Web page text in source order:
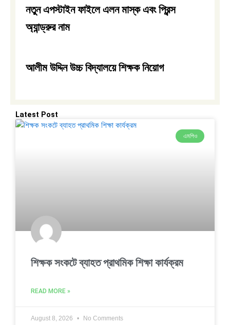
নতুন এপস্টাইন ফাইলে এলন মাস্ক এবং প্রিন্স
অ্যান্ড্রুর নাম
আলীম উদ্দিন উচ্চ বিদ্যালয়ে শিক্ষক নিয়োগ
Latest Post
এমপিও
শিক্ষক সংকটে ব্যাহত প্রাথমিক শিক্ষা কার্যক্রম
READ MORE »
August 8, 2026 No Comments